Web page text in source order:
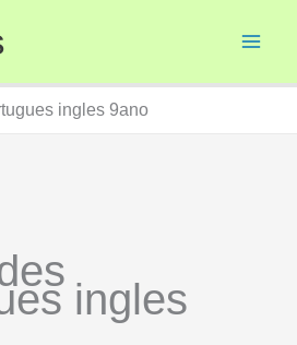
ingles 9ano
ingles